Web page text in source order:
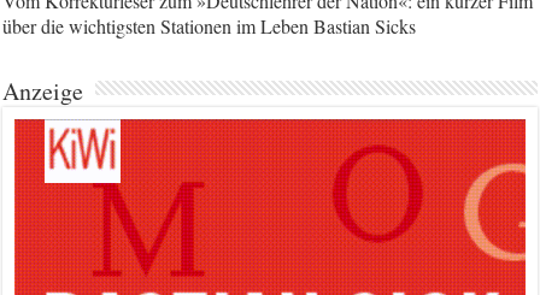
über die wichtigsten Stationen im Leben Bastian Sicks
Anzeige